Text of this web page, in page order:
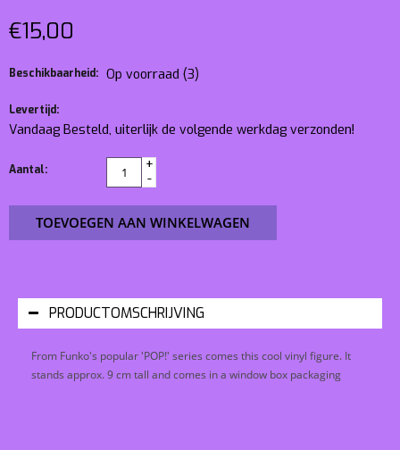
€15,00
Beschikbaarheid: Op voorraad (3)
Levertijd:
Vandaag Besteld, uiterlijk de volgende werkdag verzonden!
Aantal:
+
-
TOEVOEGEN AAN WINKELWAGEN
PRODUCTOMSCHRIJVING
From Funko's popular 'POP!' series comes this cool vinyl figure. It
stands approx. 9 cm tall and comes in a window box packaging